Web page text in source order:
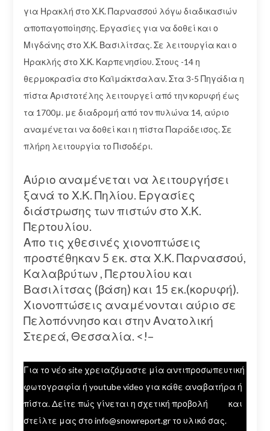
για Ηρακλή στο Χ.Κ. Παρνασσού λόγω διαδικασιών
αποπαγοποίησης. Εργασίες για να δοθεί και ο
Μιγδάνης στο Χ.Κ. Βασιλίτσας. Σε λειτουργία και ο
Ηρακλής στο Χ.Κ. Καρπενησίου. Στους -14 η
θερμοκρασία στο Καϊμάκτσαλαν. Στα 3-5 Πηγάδια η
πίστα Αριστοτέλης λειτουργεί από την κορυφή έως
τα 1700μ. με διαδρομή από τον πυλώνα 14, αύριο
αναμένεται να δοθεί και η πίστα Παράδεισος. Σε
πλήρη λειτουργία το Πισοδέρι.
Αύριο αναμένεται να λειτουργήσει
ξανά το Χ.Κ. Πηλίου. Εργασίες
διάστρωσης των πιστών στο Χ.Κ.
Περτουλίου.
Απο τις χθεσινές χιονοπτώσεις
προστέθηκαν 5 εκ. στα Χ.Κ. Παρνασσού,
Καλαβρύτων , Περτουλίου και
Βασιλίτσας (βάση) και 15 εκ.(κορυφή).
Χιονοπτώσεις αναμένονται αύριο σε
Πελοπόννησο και στην Ανατολική
Στερεά, Θεσσαλία. <!–
Για το νέο site χρειαζόμαστε μία αντιπροσωπευτική
φωτογραφία ή youtube video για κάθε αναβατήρα ή
πίστα. Δείτε πώς γίνεται η σχετική προβολή
και
στείλτε μας στο info@snowreport.gr το υλικό σας.